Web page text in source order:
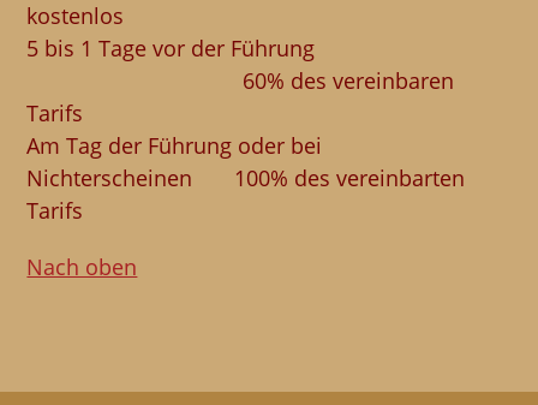
kostenlos
5­ bis 1 Tage vor der Führung
60% des vereinbaren
Tarifs
Am Tag der Führung oder bei
Nichterscheinen 100% des vereinbarten
Tarifs
Nach oben